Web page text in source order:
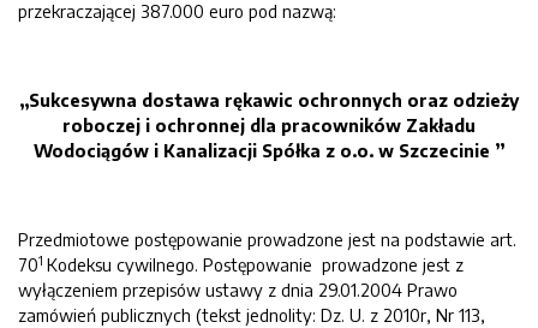
przekraczającej 387.000 euro pod nazwą:
„Sukcesywna dostawa rękawic ochronnych oraz odzieży
roboczej i ochronnej dla pracowników Zakładu
Wodociągów i Kanalizacji Spółka z o.o. w Szczecinie ”
Przedmiotowe postępowanie prowadzone jest na podstawie art.
701 Kodeksu cywilnego. Postępowanie prowadzone jest z
wyłączeniem przepisów ustawy z dnia 29.01.2004 Prawo
zamówień publicznych (tekst jednolity: Dz. U. z 2010r, Nr 113,